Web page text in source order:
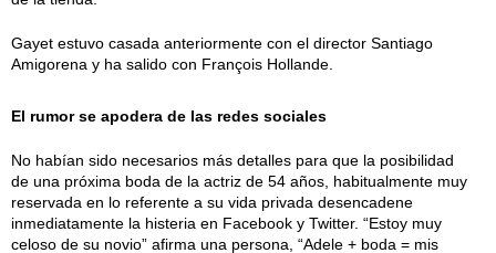
Gayet estuvo casada anteriormente con el director Santiago
Amigorena y ha salido con François Hollande.
El rumor se apodera de las redes sociales
No habían sido necesarios más detalles para que la posibilidad
de una próxima boda de la actriz de 54 años, habitualmente muy
reservada en lo referente a su vida privada desencadene
inmediatamente la histeria en Facebook y Twitter. “Estoy muy
celoso de su novio” afirma una persona, “Adele + boda = mis